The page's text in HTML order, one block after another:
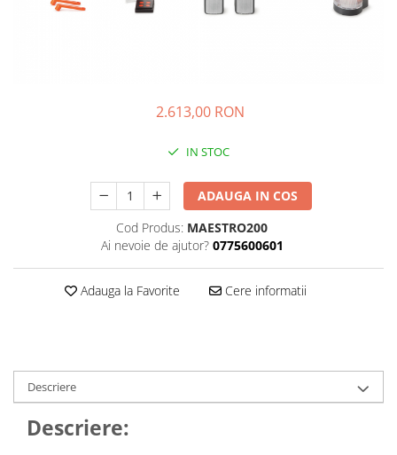
Module si aparate de masura
Surse de alimentare speciale
Echipamente de atelier
Truse de scule
Accesorii pistoale de lipit
Aparate termoviziune
2.613,00 RON
IN STOC
ADAUGA IN COS
Cod Produs: MAESTRO200
Ai nevoie de ajutor? 0775600601
Adauga la Favorite Cere informatii
Descriere
Descriere: